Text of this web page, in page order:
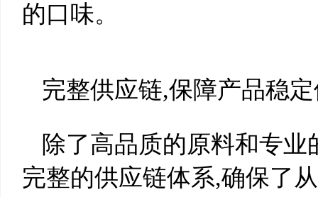
的口味。
完整供应链,保障产品稳
除了高品质的原料和专
完整的供应链体系,确保了